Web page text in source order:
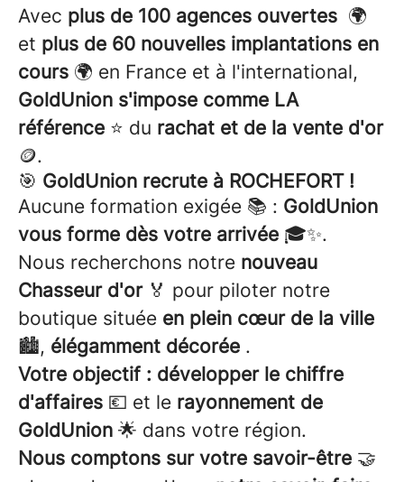
Avec plus de 100 agences ouvertes 🌍
et plus de 60 nouvelles implantations en
cours 🌍 en France et à l'international,
GoldUnion s'impose comme LA
référence ⭐ du rachat et de la vente d'or
🪙.
🎯 GoldUnion recrute à ROCHEFORT !
Aucune formation exigée 📚 : GoldUnion
vous forme dès votre arrivée 🎓✨.
Nous recherchons notre nouveau
Chasseur d'or🏅 pour piloter notre
boutique située en plein cœur de la ville
🏙️, élégamment décorée .
Votre objectif : développer le chiffre
d'affaires 💶 et le rayonnement de
GoldUnion 🌟 dans votre région.
Nous comptons sur votre savoir-être 🤝